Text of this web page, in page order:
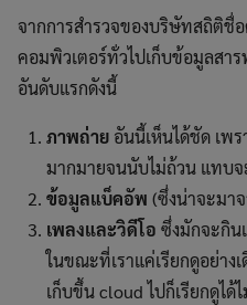
จากการสำรวจของบริษัทสถิติชื่
คอมพิวเตอร์ทั่วไปเก็บข้อมูลสา
อันดับแรกดังนี้
ภาพถ่าย อันนี้เห็นได้ชัด เพ
มากมายจนนับไม่ถ้วน แทบจ
ข้อมูลแบ็คอัพ (ซึ่งน่าจะมา
เพลงและวิดีโอ ซึ่งมักจะกิน
ในขณะที่เราแค่เรียกดูอย่าง
เก็บขึ้น cloud ไปก็เรียกดูได้